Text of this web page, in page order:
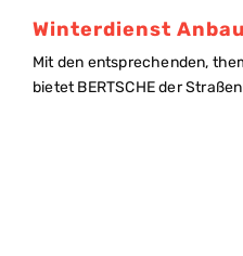
Winterdienst
Mit den entsprechenden,
bietet BERTSCHE der